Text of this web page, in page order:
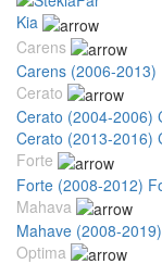
Kia
Carens
Carens (2006-2013)
Cerato
Cerato (2004-2006)
Cerato (2013-2016)
Forte
Forte (2008-2012)
Mahava
Mahave (2008-2019)
Optima